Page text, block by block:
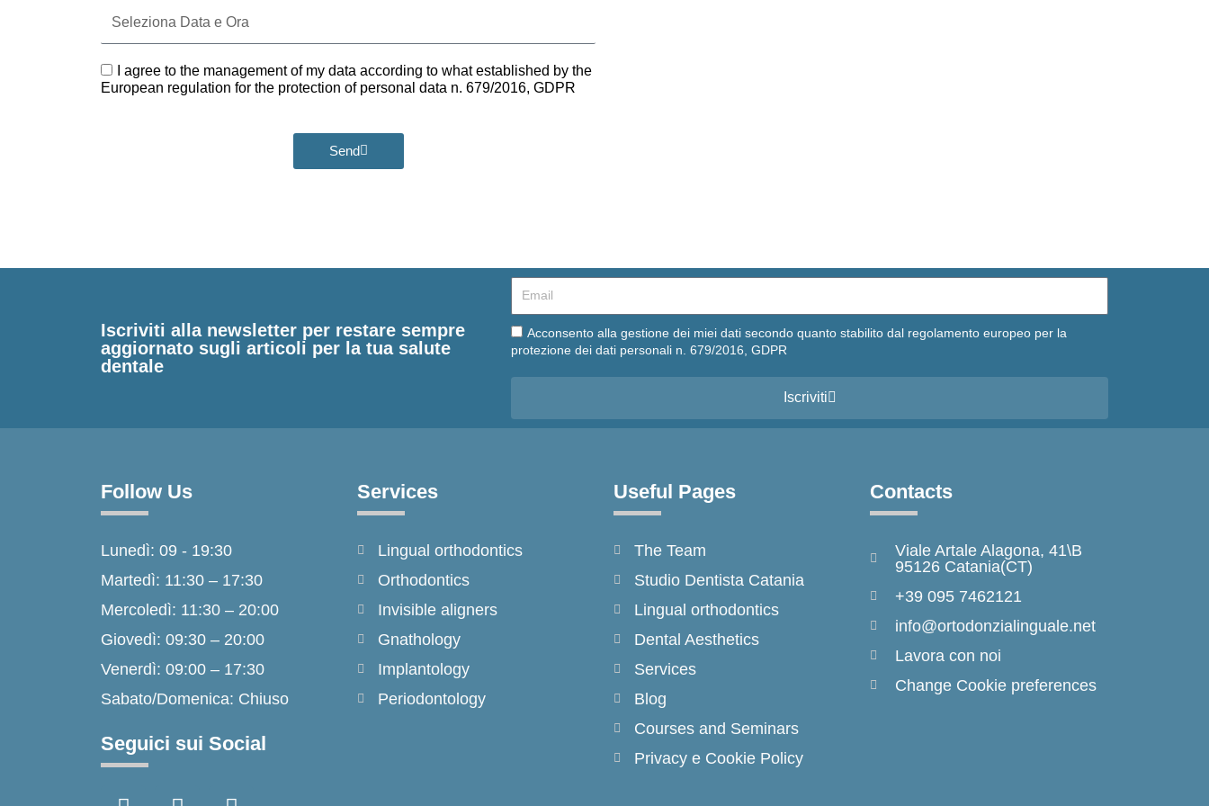
Data
e
GDPRI agree to the management of my data according to what established by the
European regulation for the protection of personal data n. 679/2016, GDPR
Send
Iscriviti alla newsletter per restare sempre
aggiornato sugli articoli per la tua salute
dentale
Email
Email
Acconsento alla gestione dei miei dati secondo quanto stabilito dal regolamento europeo per la
protezione dei dati personali n. 679/2016, GDPR
Iscriviti
Follow Us
Lunedì: 09 - 19:30
Martedì: 11:30 – 17:30
Mercoledì: 11:30 – 20:00
Giovedì: 09:30 – 20:00
Venerdì: 09:00 – 17:30
Sabato/Domenica: Chiuso
Seguici sui Social
Services
Lingual orthodontics
Orthodontics
Invisible aligners
Gnathology
Implantology
Periodontology
Useful Pages
The Team
Studio Dentista Catania
Lingual orthodontics
Dental Aesthetics
Services
Blog
Courses and Seminars
Privacy e Cookie Policy
Contacts
Viale Artale Alagona, 41\B
95126 Catania(CT)
+39 095 7462121
info@ortodonzialinguale.net
Lavora con noi
Change Cookie preferences